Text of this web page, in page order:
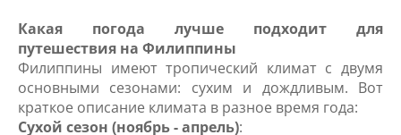
Какая погода лучше подходит для
путешествия на Филиппины
Филиппины имеют тропический климат с двумя
основными сезонами: сухим и дождливым. Вот
краткое описание климата в разное время года:
Сухой сезон (ноябрь - апрель):